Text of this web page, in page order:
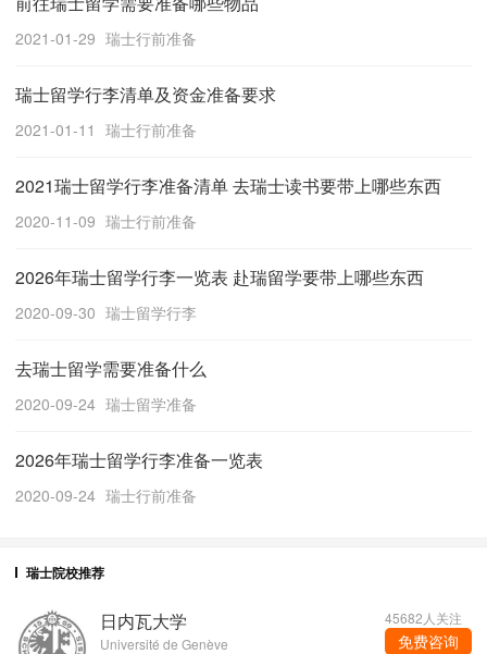
2021-01-29 瑞士行前准备
瑞士留学行李清单及资金准备要求
2021-01-11 瑞士行前准备
2021瑞士留学行李准备清单 去瑞士读书要带上哪些东西
2020-11-09 瑞士行前准备
2026年瑞士留学行李一览表 赴瑞留学要带上哪些东西
2020-09-30 瑞士留学行李
去瑞士留学需要准备什么
2020-09-24 瑞士留学准备
2026年瑞士留学行李准备一览表
2020-09-24 瑞士行前准备
瑞士院校推荐
日内瓦大学
Université de Genève
45682人关注
免费咨询